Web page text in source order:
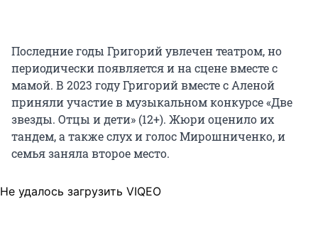
Последние годы Григорий увлечен театром, но
периодически появляется и на сцене вместе с
мамой. В 2023 году Григорий вместе с Аленой
приняли участие в музыкальном конкурсе «Две
звезды. Отцы и дети» (12+). Жюри оценило их
тандем, а также слух и голос Мирошниченко, и
семья заняла второе место.
Не удалось загрузить VIQEO